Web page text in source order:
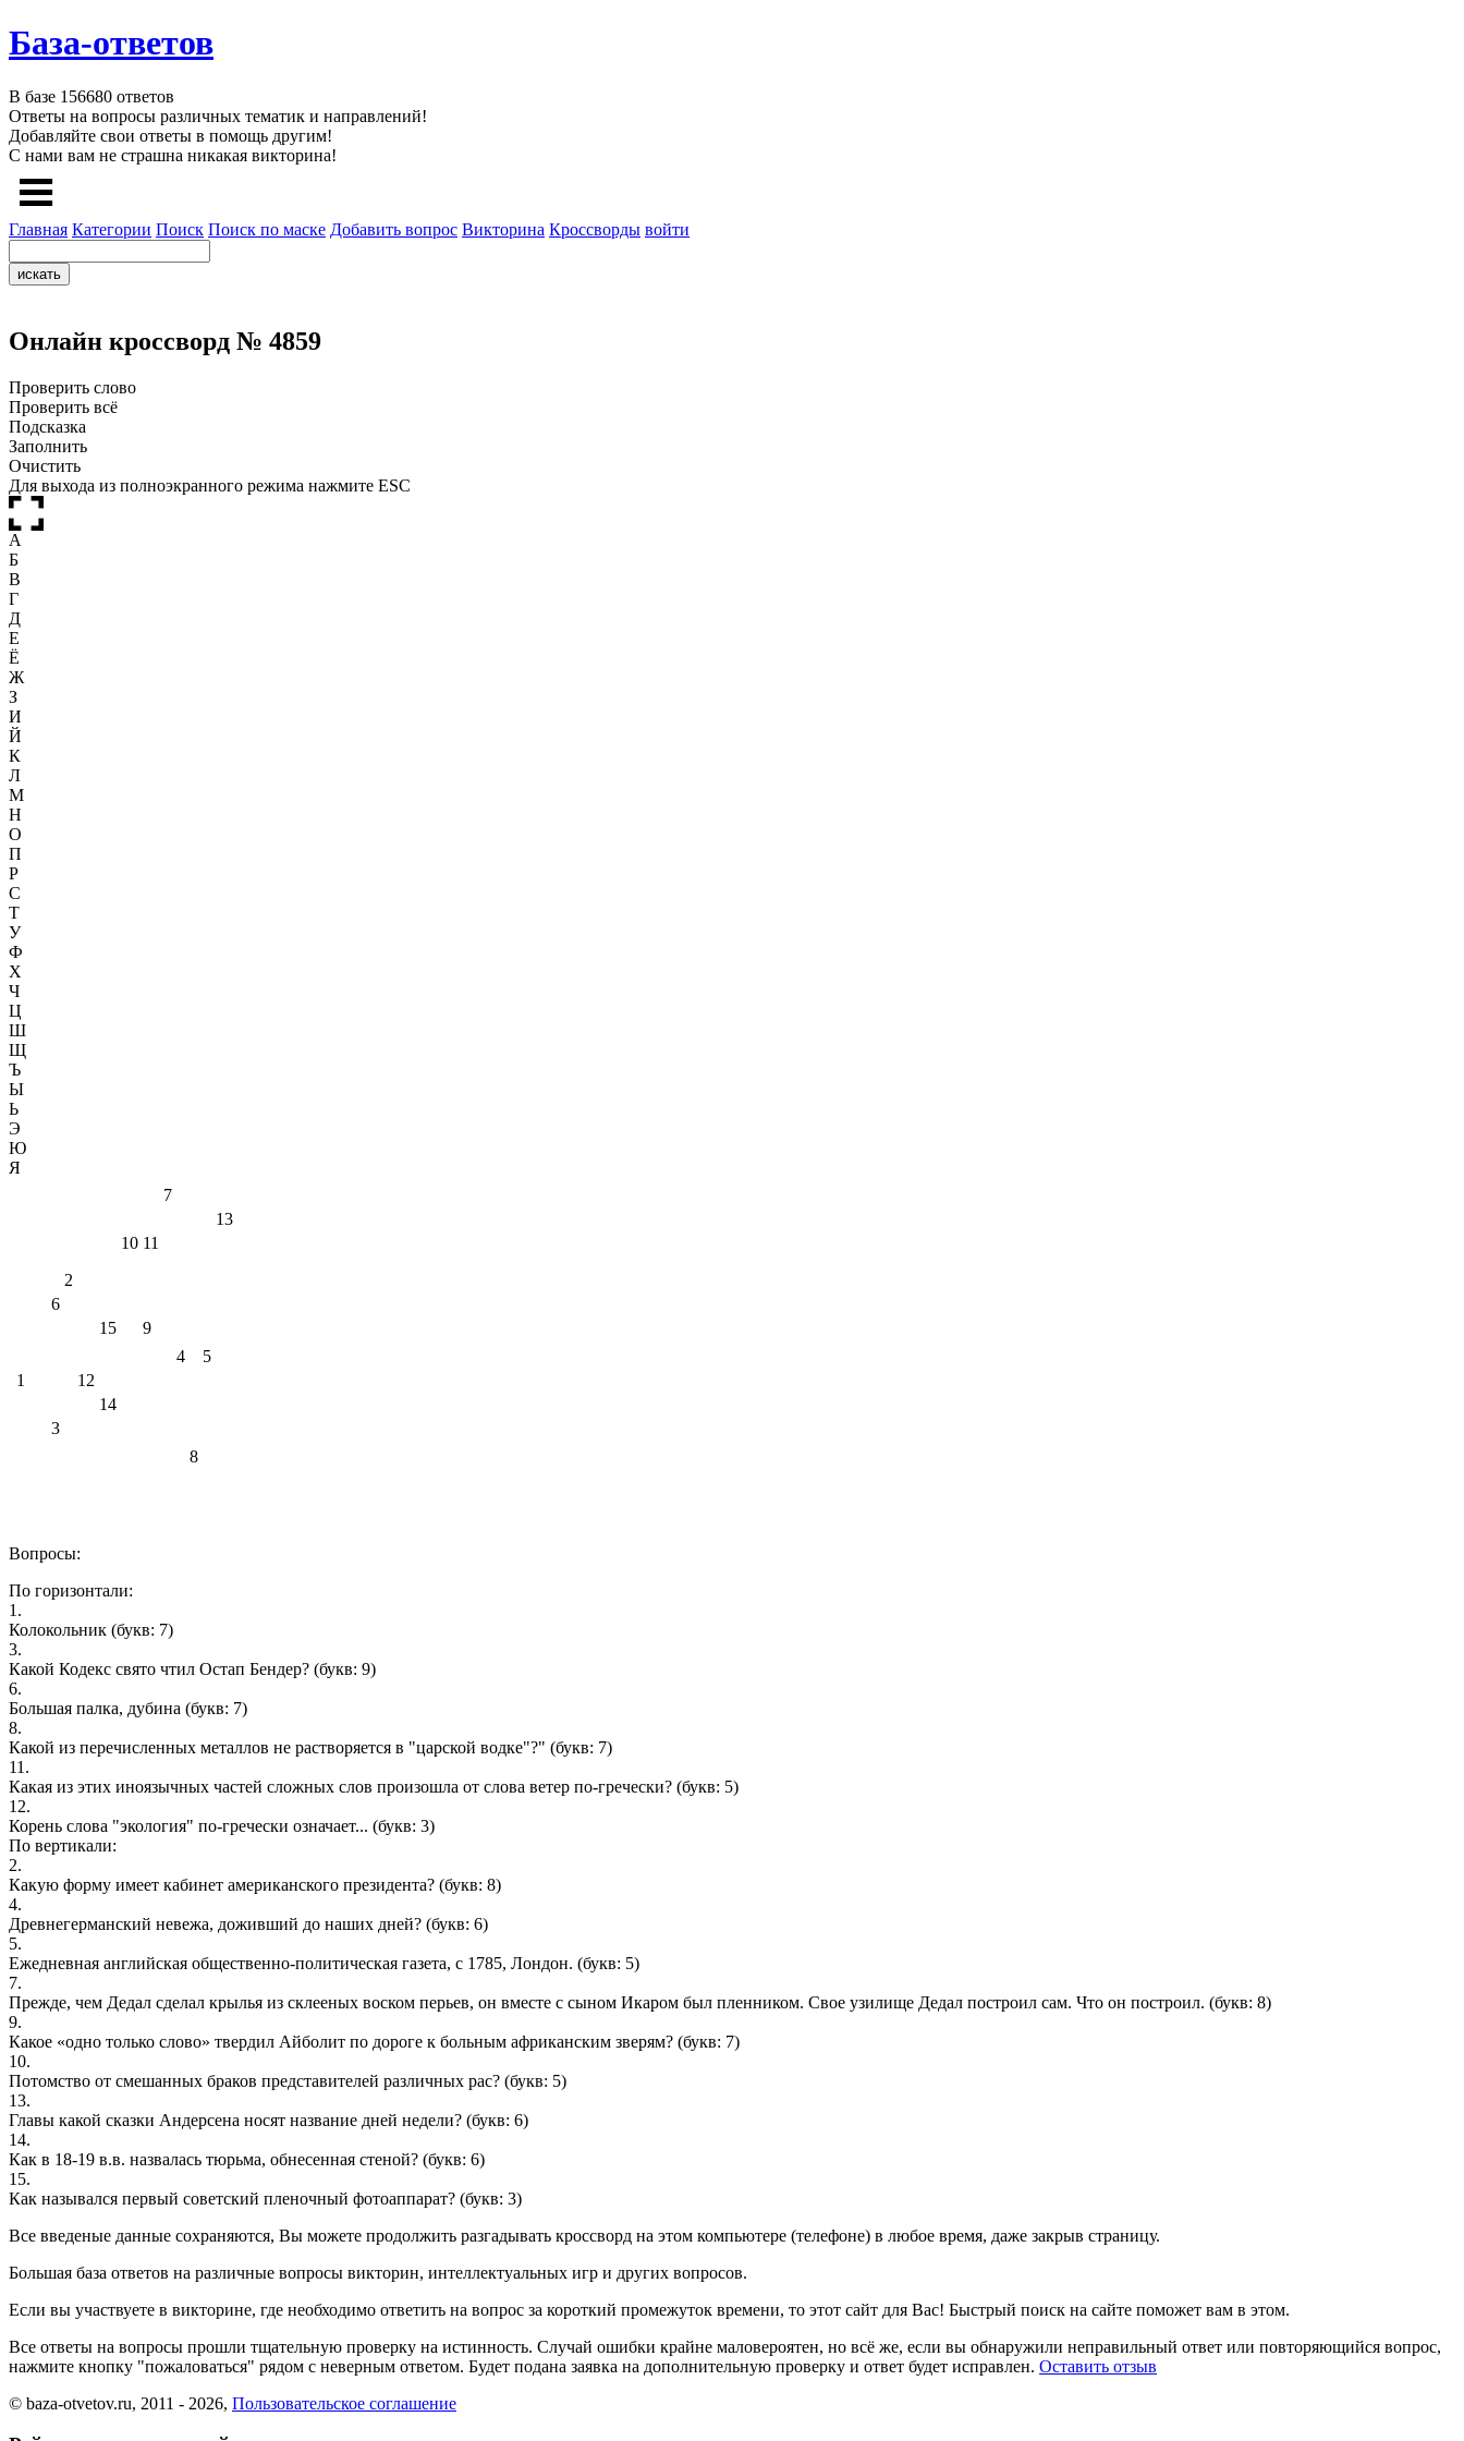
База-ответов
В базе 156680 ответов
Ответы на вопросы различных тематик и направлений!
Добавляйте свои ответы в помощь другим!
С нами вам не страшна никакая викторина!
Главная Категории Поиск Поиск по маске Добавить вопрос Викторина Кроссворды войти
Онлайн кроссворд № 4859
Проверить слово
Проверить всё
Подсказка
Заполнить
Очистить
Для выхода из полноэкранного режима нажмите ESC
А
Б
В
Г
Д
Е
Ё
Ж
З
И
Й
К
Л
М
Н
О
П
Р
С
Т
У
Ф
Х
Ч
Ц
Ш
Щ
Ъ
Ы
Ь
Э
Ю
Я
7
13
10 11
2
6
15
9
4
5
1
12
14
3
8
Вопросы:
По горизонтали:
1.
Колокольник (букв: 7)
3.
Какой Кодекс свято чтил Остап Бендер? (букв: 9)
6.
Большая палка, дубина (букв: 7)
8.
Какой из перечисленных металлов не растворяется в "царской водке"?" (букв: 7)
11.
Какая из этих иноязычных частей сложных слов произошла от слова ветер по-гречески? (букв: 5)
12.
Корень слова "экология" по-гречески означает... (букв: 3)
По вертикали:
2.
Какую форму имеет кабинет американского президента? (букв: 8)
4.
Древнегерманский невежа, доживший до наших дней? (букв: 6)
5.
Ежедневная английская общественно-политическая газета, с 1785, Лондон. (букв: 5)
7.
Прежде, чем Дедал сделал крылья из склееных воском перьев, он вместе с сыном Икаром был пленником. Свое узилище Дедал построил сам. Что он построил. (букв: 8)
9.
Какое «одно только слово» твердил Айболит по дороге к больным африканским зверям? (букв: 7)
10.
Потомство от смешанных браков представителей различных рас? (букв: 5)
13.
Главы какой сказки Андерсена носят название дней недели? (букв: 6)
14.
Как в 18-19 в.в. назвалась тюрьма, обнесенная стеной? (букв: 6)
15.
Как назывался первый советский пленочный фотоаппарат? (букв: 3)
Все введеные данные сохраняются, Вы можете продолжить разгадывать кроссворд на этом компьютере (телефоне) в любое время, даже закрыв страницу.
Большая база ответов на различные вопросы викторин, интеллектуальных игр и других вопросов.
Если вы участвуете в викторине, где необходимо ответить на вопрос за короткий промежуток времени, то этот сайт для Вас! Быстрый поиск на сайте поможет вам в этом.
Все ответы на вопросы прошли тщательную проверку на истинность. Случай ошибки крайне маловероятен, но всё же, если вы обнаружили неправильный ответ или повторяющийся вопрос,
нажмите кнопку "пожаловаться" рядом с неверным ответом. Будет подана заявка на дополнительную проверку и ответ будет исправлен. Оставить отзыв
© baza-otvetov.ru, 2011 - 2026, Пользовательское соглашение